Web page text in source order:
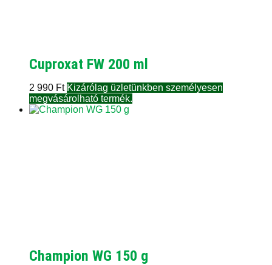
Cuproxat FW 200 ml
2 990 Ft Kizárólag üzletünkben személyesen
megvásárolható termék.
Champion WG 150 g